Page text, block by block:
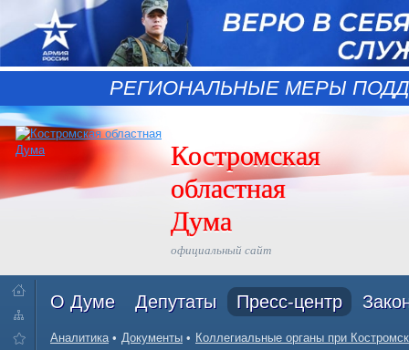
РЕГИОНАЛЬНЫЕ МЕРЫ
Костромская
областная
Дума
официальный сайт
О Думе Депутаты Пресс-центр
Аналитика Документы Коллегиальные органы при